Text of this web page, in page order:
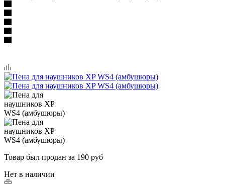
Товар был продан за 190 руб
Нет в наличии